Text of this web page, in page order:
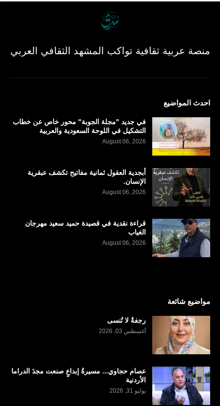
منصة عربية ثقافية تواكب المشهد الثقافي العربي
احدث المواضيع
في جديد "مجلة الجوبة" محور خاص عن خطاب
التشكيل في اللوحة السعودية والعربية
August 06, 2026
أبجدية العقول ثمانية مفاتيح تكشف عبقرية
الإنسان.
August 06, 2026
قراءة نقدية في قصيدة حميد سعيد مهرجان
الغياب
August 06, 2026
مواضيع شائعة
رجفةٌ لا تُنسى
أغسطس 03, 2026
عصام حجاوي... مسيرةُ إبداعٍ صنعت مجدَ الدراما
الأردنية
يوليو 31, 2026